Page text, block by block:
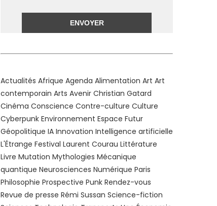
Actualités Afrique Agenda Alimentation Art Art
contemporain Arts Avenir Christian Gatard
Cinéma Conscience Contre-culture Culture
Cyberpunk Environnement Espace Futur
Géopolitique IA Innovation Intelligence artificielle
L'Étrange Festival Laurent Courau Littérature
Livre Mutation Mythologies Mécanique
quantique Neurosciences Numérique Paris
Philosophie Prospective Punk Rendez-vous
Revue de presse Rémi Sussan Science-fiction